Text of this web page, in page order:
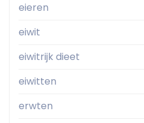
eieren
eiwit
eiwitrijk dieet
eiwitten
erwten